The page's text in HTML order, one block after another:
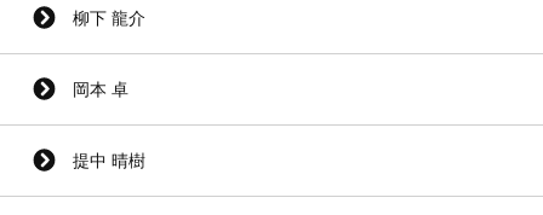
柳下 龍介
岡本 卓
提中 晴樹